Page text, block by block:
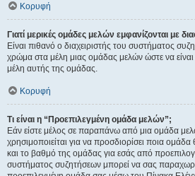
Κορυφή
Γιατί μερικές ομάδες μελών εμφανίζονται με
Είναι πιθανό ο διαχειριστής του συστήματος
χρώμα στα μέλη μιας ομάδας μελών ώστε να
μέλη αυτής της ομάδας.
Κορυφή
Τι είναι η “Προεπιλεγμένη ομάδα μελών”;
Εάν είστε μέλος σε παραπάνω από μια ομάδα
χρησιμοποιείται για να προσδιορίσει ποια
και το βαθμό της ομάδας για εσάς από
συστήματος συζητήσεων μπορεί να σας